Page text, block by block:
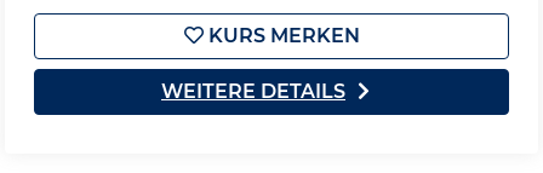
KURS MERKEN
WEITERE DETAILS